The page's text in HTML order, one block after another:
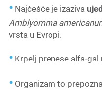
Najčešće je izaziva
Amblyomma
vrsta u Evropi.
Krpelj prenese alfa-
Organizam to